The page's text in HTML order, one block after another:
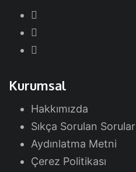
Kurumsal
Hakkımızda
Sıkça Sorulan Sorular
Aydınlatma Metni
Çerez Politikası